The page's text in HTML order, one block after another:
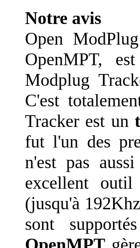
Notre avis
Open
OpenMPT,
Modplug
C'est
Tracker est un
fut l'un des
n'est pas
excellent
(jusqu'à
sont